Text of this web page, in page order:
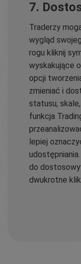
7.
Traderzy
wygląd
rogu kliknij
wyskakujące
opcji
zmieniać i
statusu,
funkcja
lepiej
do
dwukrotne